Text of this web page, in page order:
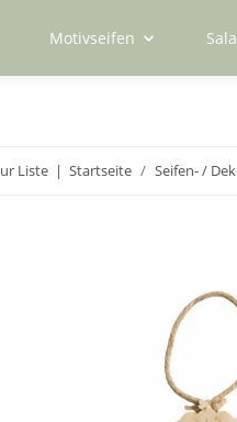
Motivseifen
Liste Startseite Seifen- /